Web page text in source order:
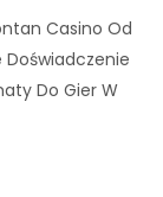
Casino Od
Doświadczenie
Do Gier W